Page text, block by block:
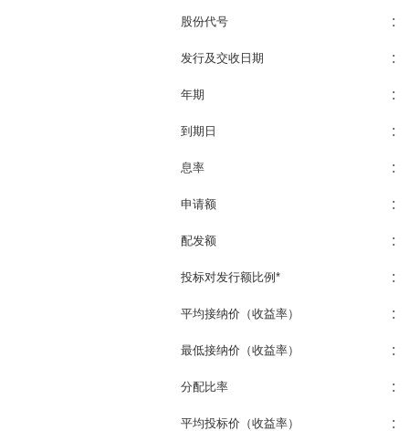
股份代号 ：
发行及交收日期 ：
年期 ：
到期日 ：
息率 ：
申请额 ：
配发额 ：
投标对发行额比例 * ：
平均接纳价（收益率） ：
最低接纳价（收益率） ：
分配比率 ：
平均投标价（收益率） ：